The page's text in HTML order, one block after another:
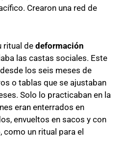
Crearon una red de
ritual de deformación
las castas sociales. Este
los seis meses de
o tablas que se ajustaban
Solo lo practicaban en la
eran enterrados en
envueltos en sacos y con
como un ritual para el